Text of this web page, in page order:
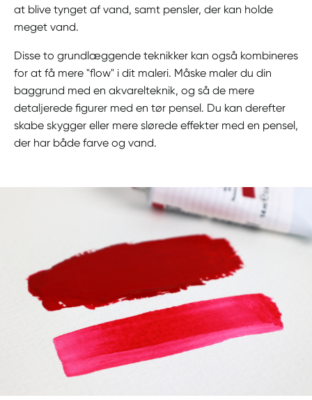
at blive tynget af vand, samt pensler, der kan holde
meget vand.
Disse to grundlæggende teknikker kan også kombineres
for at få mere "flow" i dit maleri. Måske maler du din
baggrund med en akvarelteknik, og så de mere
detaljerede figurer med en tør pensel. Du kan derefter
skabe skygger eller mere slørede effekter med en pensel,
der har både farve og vand.